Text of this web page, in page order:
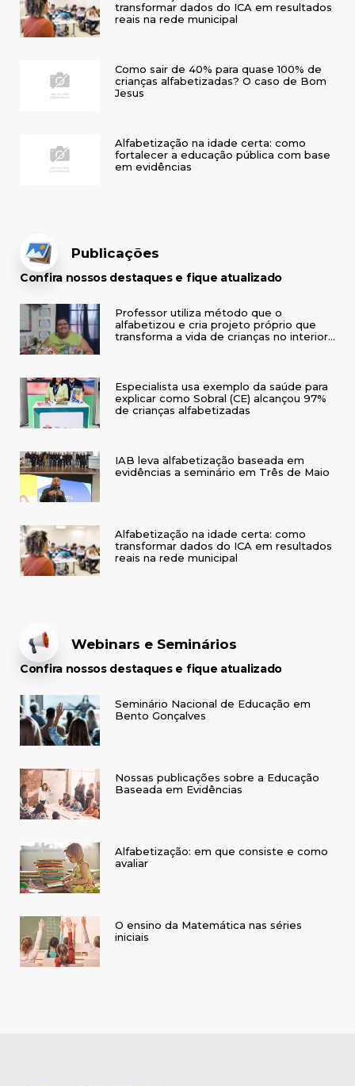
transformar dados do ICA em resultados
reais na rede municipal
Como sair de 40% para quase 100% de
crianças alfabetizadas? O caso de Bom
Jesus
Alfabetização na idade certa: como
fortalecer a educação pública com base
em evidências
Publicações
Confira nossos destaques e fique atualizado
Professor utiliza método que o
alfabetizou e cria projeto próprio que
transforma a vida de crianças no interior
Especialista usa exemplo da saúde para
explicar como Sobral (CE) alcançou 97%
de crianças alfabetizadas
IAB leva alfabetização baseada em
evidências a seminário em Três de Maio
Alfabetização na idade certa: como
transformar dados do ICA em resultados
reais na rede municipal
Webinars e Seminários
Confira nossos destaques e fique atualizado
Seminário Nacional de Educação em
Bento Gonçalves
Nossas publicações sobre a Educação
Baseada em Evidências
Alfabetização: em que consiste e como
avaliar
O ensino da Matemática nas séries
iniciais